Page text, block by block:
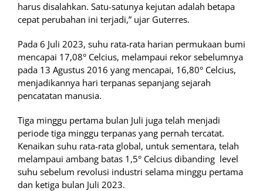
harus disalahkan. Satu-satunya kejutan adalah betapa
cepat perubahan ini terjadi,” ujar Guterres.
Pada 6 Juli 2023, suhu rata-rata harian permukaan bumi
mencapai 17,08° Celcius, melampaui rekor sebelumnya
pada 13 Agustus 2016 yang mencapai, 16,80° Celcius,
menjadikannya hari terpanas sepanjang sejarah
pencatatan manusia.
Tiga minggu pertama bulan Juli juga telah menjadi
periode tiga minggu terpanas yang pernah tercatat.
Kenaikan suhu rata-rata global, untuk sementara, telah
melampaui ambang batas 1,5° Celcius dibanding level
suhu sebelum revolusi industri selama minggu pertama
dan ketiga bulan Juli 2023.